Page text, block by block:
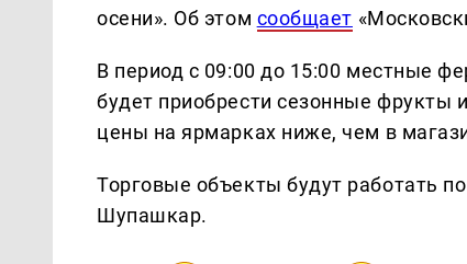
осени». Об этом сообщает
В период с 09:00 до 15:00 местные
будет приобрести сезонные фрукты
цены на ярмарках ниже, чем в
Торговые объекты будут работать
Шупашкар.